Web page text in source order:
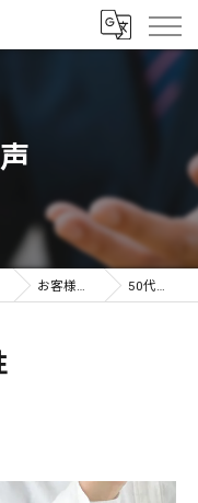
お客様の声 50代女性